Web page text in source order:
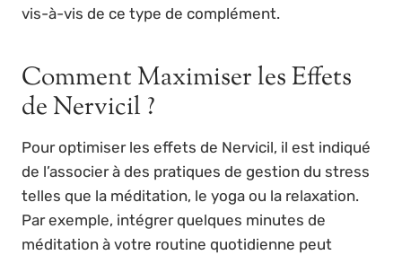
vis-à-vis de ce type de complément.
Comment Maximiser les Effets
de Nervicil ?
Pour optimiser les effets de Nervicil, il est indiqué
de l’associer à des pratiques de gestion du stress
telles que la méditation, le yoga ou la relaxation.
Par exemple, intégrer quelques minutes de
méditation à votre routine quotidienne peut